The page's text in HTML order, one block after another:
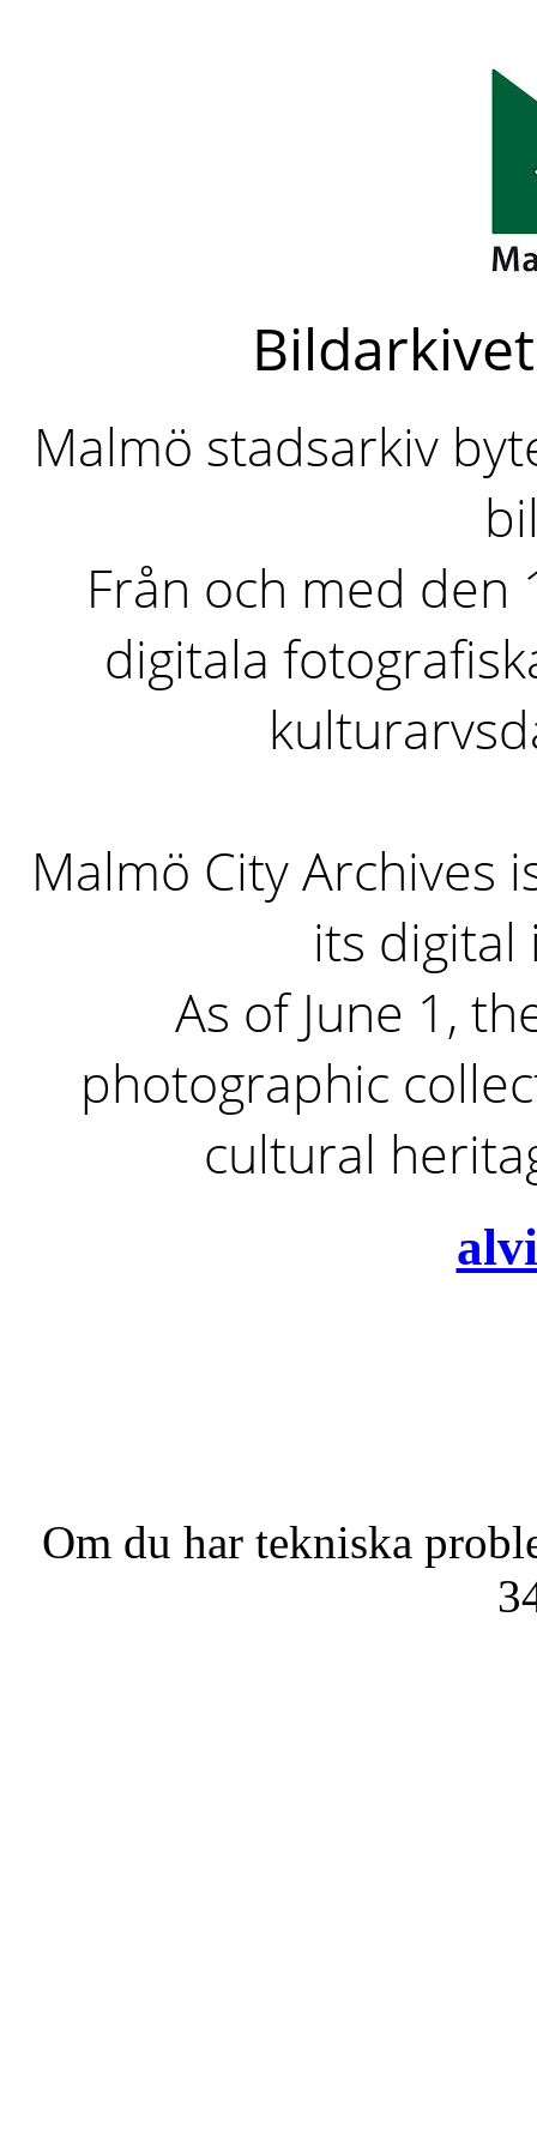
Malmö stadsarkiv
Från och med den
digitala
Malmö City Archives
its digital
As of June 1,
photographic
cultural
Om du har tekniska